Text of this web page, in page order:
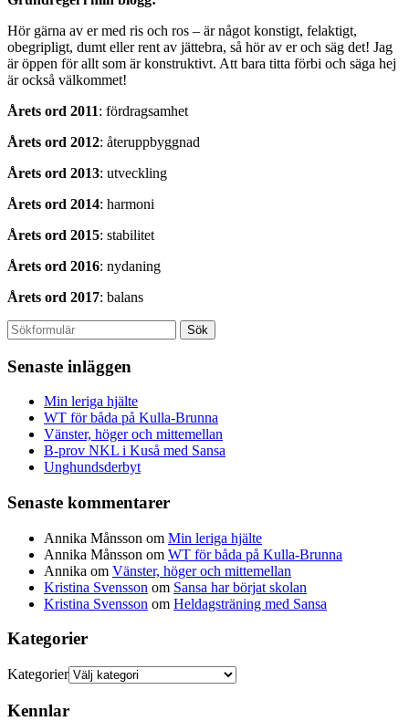
Hör gärna av er med ris och ros – är något konstigt, felaktigt,
obegripligt, dumt eller rent av jättebra, så hör av er och säg det! Jag
är öppen för allt som är konstruktivt. Att bara titta förbi och säga hej
är också välkommet!
Årets ord 2011: fördragsamhet
Årets ord 2012: återuppbyggnad
Årets ord 2013: utveckling
Årets ord 2014: harmoni
Årets ord 2015: stabilitet
Årets ord 2016: nydaning
Årets ord 2017: balans
Senaste inläggen
Min leriga hjälte
WT för båda på Kulla-Brunna
Vänster, höger och mittemellan
B-prov NKL i Kuså med Sansa
Unghundsderbyt
Senaste kommentarer
Annika Månsson om Min leriga hjälte
Annika Månsson om WT för båda på Kulla-Brunna
Annika om Vänster, höger och mittemellan
Kristina Svensson om Sansa har börjat skolan
Kristina Svensson om Heldagsträning med Sansa
Kategorier
Kategorier
Kennlar